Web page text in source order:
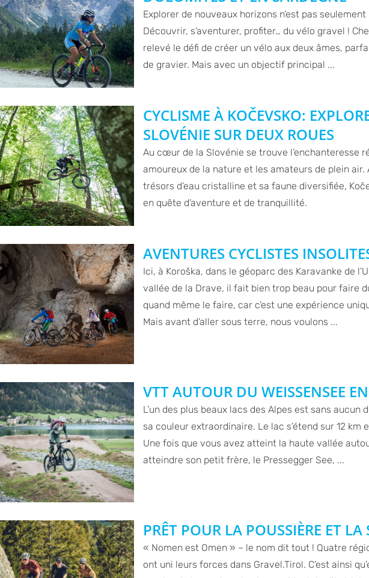
Explorer de nouveaux horizons n’est pas
Découvrir, s’aventurer, profiter… du vélo gravel !
relevé le défi de créer un vélo aux deux âmes,
de gravier. Mais avec un objectif principal ...
CYCLISME À KOČEVSKO:
SLOVÉNIE SUR DEUX ROUES
Au cœur de la Slovénie se trouve l’enchanteresse
amoureux de la nature et les amateurs de plein
trésors d’eau cristalline et sa faune diversifiée,
en quête d’aventure et de tranquillité.
AVENTURES CYCLISTES
Ici, à Koroška, dans le géoparc des Karavanke de
vallée de la Drave, il fait bien trop beau pour faire
quand même le faire, car c’est une expérience
Mais avant d’aller sous terre, nous voulons ...
VTT AUTOUR DU WEISSENSEE
L’un des plus beaux lacs des Alpes est sans aucun
sa couleur extraordinaire. Le lac s’étend sur 12
Une fois que vous avez atteint la haute vallée
atteindre son petit frère, le Pressegger See, ...
PRÊT POUR LA POUSSIÈRE ET LA
« Nomen est Omen » – le nom dit tout ! Quatre
ont uni leurs forces dans Gravel.Tirol. C’est ainsi